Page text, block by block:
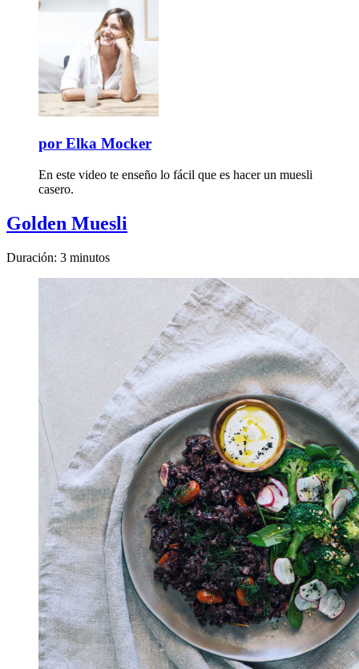
por Elka Mocker
En este video te enseño lo fácil que es hacer un muesli
casero.
Golden Muesli
Duración: 3 minutos